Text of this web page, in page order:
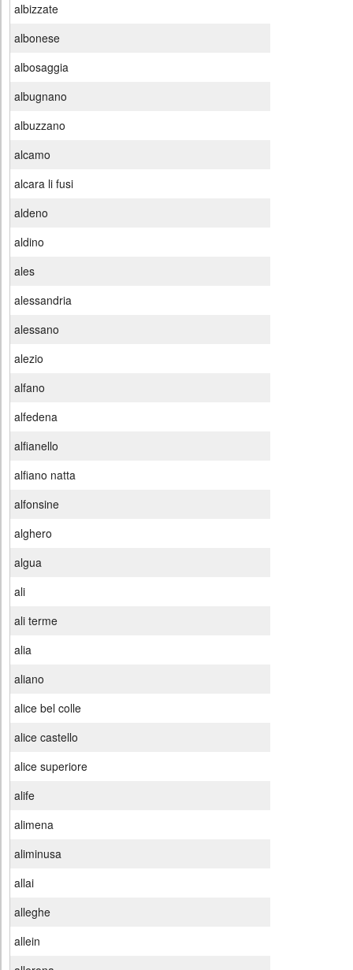
albizzate
albonese
albosaggia
albugnano
albuzzano
alcamo
alcara li fusi
aldeno
aldino
ales
alessandria
alessano
alezio
alfano
alfedena
alfianello
alfiano natta
alfonsine
alghero
algua
ali
ali terme
alia
aliano
alice bel colle
alice castello
alice superiore
alife
alimena
aliminusa
allai
alleghe
allein